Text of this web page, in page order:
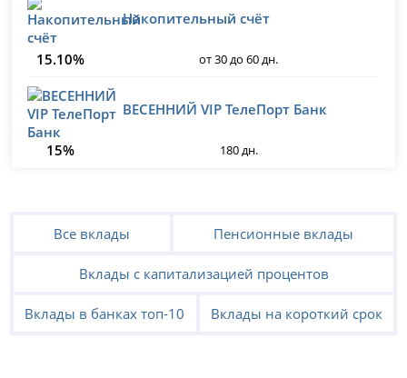
Накопительный счёт
15.10% от 30 до 60 дн.
ВЕСЕННИЙ VIP ТелеПорт Банк
15% 180 дн.
Все вклады Пенсионные вклады
Вклады с капитализацией процентов
Вклады в банках топ-10 Вклады на короткий срок